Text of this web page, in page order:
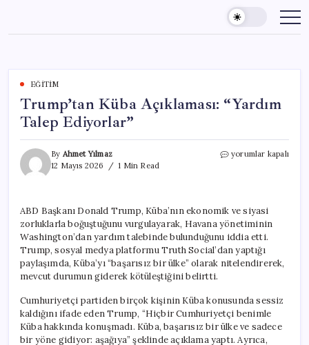
content
EĞITIM
Trump’tan Küba Açıklaması: “Yardım
Talep Ediyorlar”
By Ahmet Yılmaz
12 Mayıs 2026
1 Min Read
Trump’tan
Ediyorlar”
için
yorumlar kapalı
ABD Başkanı Donald Trump, Küba’nın ekonomik ve siyasi
zorluklarla boğuştuğunu vurgulayarak, Havana yönetiminin
Washington’dan yardım talebinde bulunduğunu iddia etti.
Trump, sosyal medya platformu Truth Social’dan yaptığı
paylaşımda, Küba’yı “başarısız bir ülke” olarak nitelendirerek,
mevcut durumun giderek kötüleştiğini belirtti.
Cumhuriyetçi partiden birçok kişinin Küba konusunda sessiz
kaldığını ifade eden Trump, “Hiçbir Cumhuriyetçi benimle
Küba hakkında konuşmadı. Küba, başarısız bir ülke ve sadece
bir yöne gidiyor: aşağıya” şeklinde açıklama yaptı. Ayrıca,